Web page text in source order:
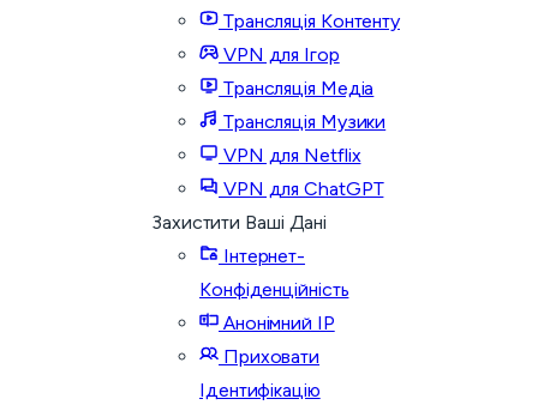
Трансляція Контенту
VPN для Ігор
Трансляція Медіа
Трансляція Музики
VPN для Netflix
VPN для ChatGPT
Захистити Ваші Дані
Інтернет-
Конфіденційність
Анонімний IP
Приховати
Ідентифікацію